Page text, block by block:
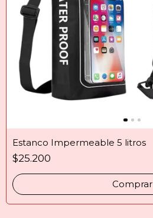
Estanco Impermeable 5 litros
$25.200
Comprar